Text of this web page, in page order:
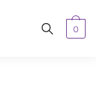
0